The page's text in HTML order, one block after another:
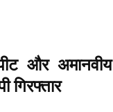
और अमानवीय
गिरफ्तार